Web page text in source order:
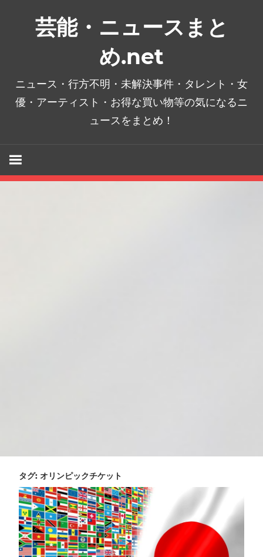
芸能・ニュースまと
め.net
ニュース・行方不明・未解決事件・タレント・女
優・アーティスト・お得な買い物等の気になるニ
ュースをまとめ！
タグ: オリンピックチケット